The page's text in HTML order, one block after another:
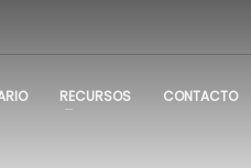
RECURSOS CONTACTO